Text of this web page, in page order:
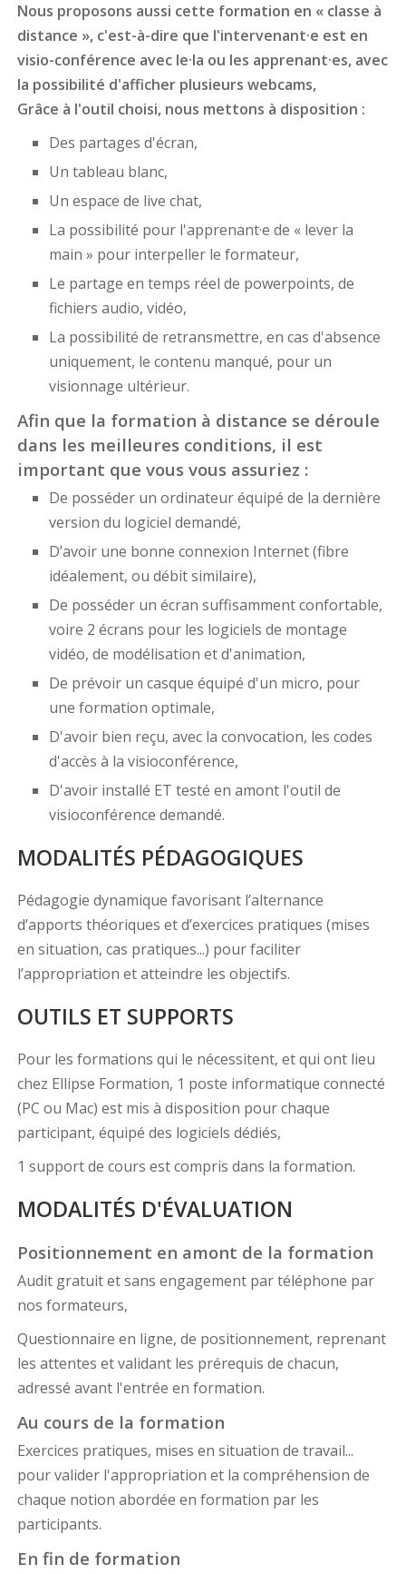
Nous proposons aussi cette formation en « classe à
distance », c'est-à-dire que l'intervenant·e est en
visio-conférence avec le·la ou les apprenant·es, avec
la possibilité d'afficher plusieurs webcams,
Grâce à l'outil choisi, nous mettons à disposition :
Des partages d'écran,
Un tableau blanc,
Un espace de live chat,
La possibilité pour l'apprenant·e de « lever la
main » pour interpeller le formateur,
Le partage en temps réel de powerpoints, de
fichiers audio, vidéo,
La possibilité de retransmettre, en cas d'absence
uniquement, le contenu manqué, pour un
visionnage ultérieur.
Afin que la formation à distance se déroule
dans les meilleures conditions, il est
important que vous vous assuriez :
De posséder un ordinateur équipé de la dernière
version du logiciel demandé,
D’avoir une bonne connexion Internet (fibre
idéalement, ou débit similaire),
De posséder un écran suffisamment confortable,
voire 2 écrans pour les logiciels de montage
vidéo, de modélisation et d'animation,
De prévoir un casque équipé d'un micro, pour
une formation optimale,
D'avoir bien reçu, avec la convocation, les codes
d'accès à la visioconférence,
D'avoir installé ET testé en amont l'outil de
visioconférence demandé.
MODALITÉS PÉDAGOGIQUES
Pédagogie dynamique favorisant l’alternance
d’apports théoriques et d’exercices pratiques (mises
en situation, cas pratiques...) pour faciliter
l’appropriation et atteindre les objectifs.
OUTILS ET SUPPORTS
Pour les formations qui le nécessitent, et qui ont lieu
chez Ellipse Formation, 1 poste informatique connecté
(PC ou Mac) est mis à disposition pour chaque
participant, équipé des logiciels dédiés,
1 support de cours est compris dans la formation.
MODALITÉS D'ÉVALUATION
Positionnement en amont de la formation
Audit gratuit et sans engagement par téléphone par
nos formateurs,
Questionnaire en ligne, de positionnement, reprenant
les attentes et validant les prérequis de chacun,
adressé avant l'entrée en formation.
Au cours de la formation
Exercices pratiques, mises en situation de travail...
pour valider l'appropriation et la compréhension de
chaque notion abordée en formation par les
participants.
En fin de formation